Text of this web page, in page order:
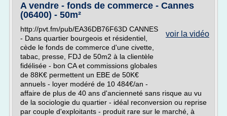
A vendre - fonds de commerce - Cannes
(06400) - 50m²
voir la vidéo
http://pvt.fm/pub/EA36DB76F63D CANNES
- Dans quartier bourgeois et résidentiel,
cède le fonds de commerce d'une civette,
tabac, presse, FDJ de 50m2 à la clientèle
fidélisée - bon CA et commissions globales
de 88K€ permettent un EBE de 50K€
annuels - loyer modéré de 10 484€/an -
affaire de plus de 40 ans d'ancienneté sans risque au vu
de la sociologie du quartier - idéal reconversion ou reprise
par couple d'exploitants - produit rare sur le marché, à